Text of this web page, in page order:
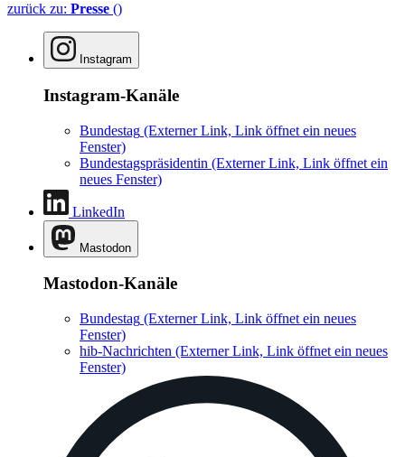
zurück zu: Presse ()
Instagram
Instagram-Kanäle
Bundestag (Externer Link, Link öffnet ein neues
Fenster)
Bundestagspräsidentin (Externer Link, Link öffnet ein
neues Fenster)
LinkedIn
Mastodon
Mastodon-Kanäle
Bundestag (Externer Link, Link öffnet ein neues
Fenster)
hib-Nachrichten (Externer Link, Link öffnet ein neues
Fenster)